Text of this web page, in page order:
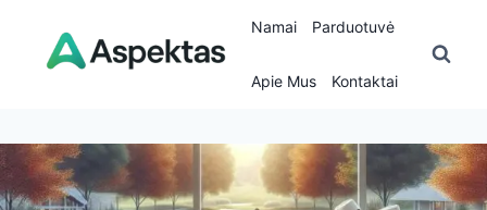
content
Namai Parduotuvė
Apie Mus Kontaktai